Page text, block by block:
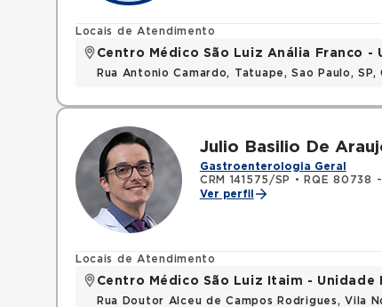
Locais de Atendimento
Centro Médico São Luiz Anália Franco -
Rua Antonio Camardo, Tatuape, Sao Paulo, SP,
Julio Basilio De
Gastroenterologia Geral
CRM 141575/SP
• RQE 80738
Ver perfil
Locais de Atendimento
Centro Médico São Luiz Itaim - Unidade
Rua Doutor Alceu de Campos Rodrigues, Vila